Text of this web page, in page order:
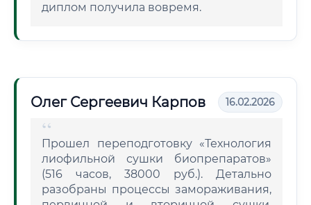
диплом получила вовремя.
Олег Сергеевич Карпов 16.02.2026
Прошел переподготовку «Технология
лиофильной сушки биопрепаратов»
(516 часов, 38000 руб.). Детально
разобраны процессы замораживания,